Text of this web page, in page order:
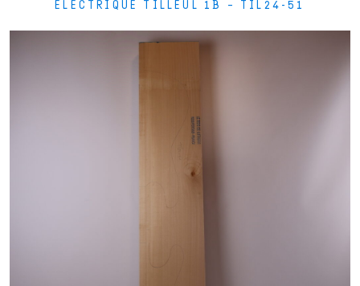
ÉLECTRIQUE TILLEUL 1B – TIL24-51